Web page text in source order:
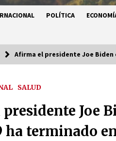
POLÍTICA
de Dafne Quintos revela
3 semanas atrás
operador financiero del Cártel
Afirma el presidente Joe Biden
SALUD
Joe
ha terminado